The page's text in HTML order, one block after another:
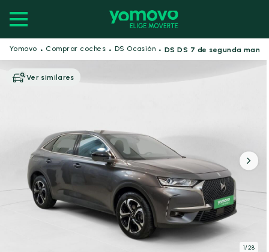
Yomovo · Comprar coches · DS Ocasión · DS DS 7 de segunda mano
Ver similares
1/28